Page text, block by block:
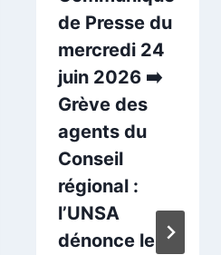
de Presse du
mercredi 24
juin 2026 ➡️
Grève des
agents du
Conseil
régional :
l’UNSA
dénonce le